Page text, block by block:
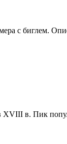
с биглем.
XVIII в. Пик